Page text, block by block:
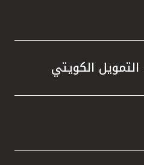
الكويتي